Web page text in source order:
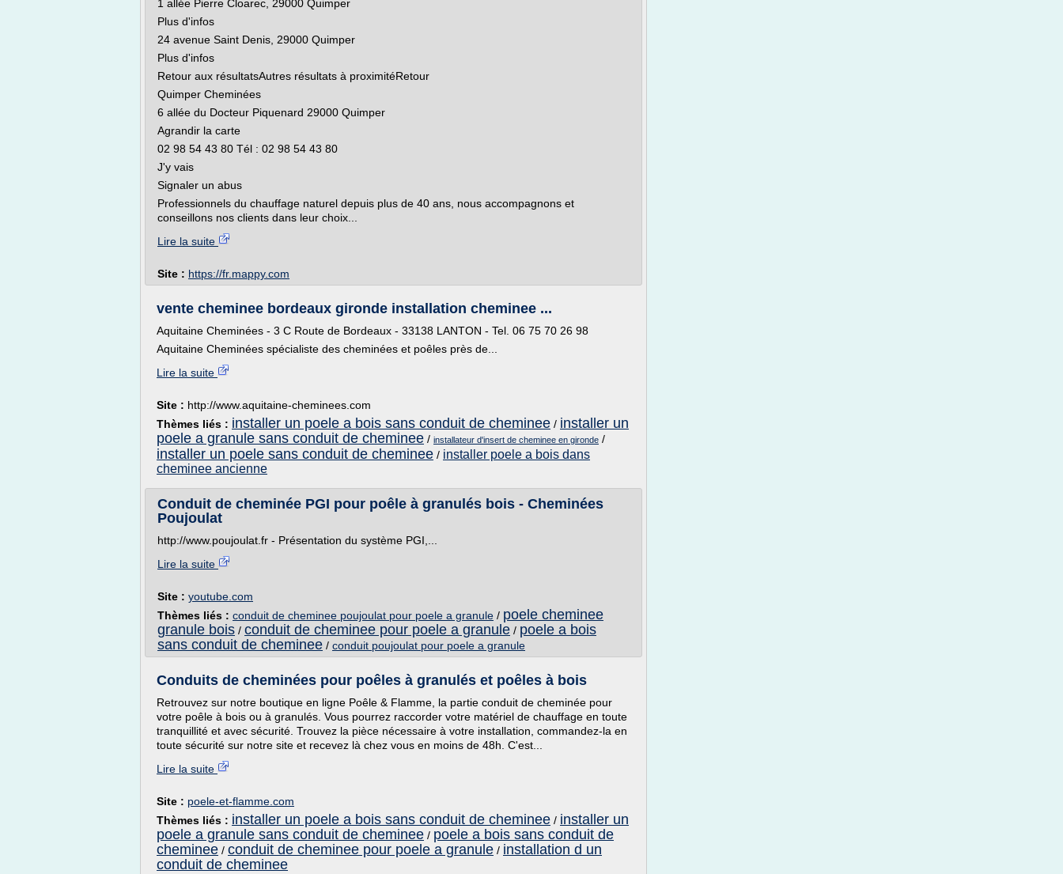
1 allée Pierre Cloarec, 29000 Quimper
Plus d'infos
24 avenue Saint Denis, 29000 Quimper
Plus d'infos
Retour aux résultatsAutres résultats à proximitéRetour
Quimper Cheminées
6 allée du Docteur Piquenard 29000 Quimper
Agrandir la carte
02 98 54 43 80 Tél : 02 98 54 43 80
J'y vais
Signaler un abus
Professionnels du chauffage naturel depuis plus de 40 ans, nous accompagnons et
conseillons nos clients dans leur choix...
Lire la suite
Site : https://fr.mappy.com
vente cheminee bordeaux gironde installation cheminee ...
Aquitaine Cheminées - 3 C Route de Bordeaux - 33138 LANTON - Tel. 06 75 70 26 98
Aquitaine Cheminées spécialiste des cheminées et poêles près de...
Lire la suite
Site : http://www.aquitaine-cheminees.com
Thèmes liés : installer un poele a bois sans conduit de cheminee / installer un
poele a granule sans conduit de cheminee / installateur d'insert de cheminee en gironde /
installer un poele sans conduit de cheminee / installer poele a bois dans
cheminee ancienne
Conduit de cheminée PGI pour poêle à granulés bois - Cheminées
Poujoulat
http://www.poujoulat.fr - Présentation du système PGI,...
Lire la suite
Site : youtube.com
Thèmes liés : conduit de cheminee poujoulat pour poele a granule / poele cheminee
granule bois / conduit de cheminee pour poele a granule / poele a bois
sans conduit de cheminee / conduit poujoulat pour poele a granule
Conduits de cheminées pour poêles à granulés et poêles à bois
Retrouvez sur notre boutique en ligne Poêle & Flamme, la partie conduit de cheminée pour
votre poêle à bois ou à granulés. Vous pourrez raccorder votre matériel de chauffage en toute
tranquillité et avec sécurité. Trouvez la pièce nécessaire à votre installation, commandez-la en
toute sécurité sur notre site et recevez là chez vous en moins de 48h. C'est...
Lire la suite
Site : poele-et-flamme.com
Thèmes liés : installer un poele a bois sans conduit de cheminee / installer un
poele a granule sans conduit de cheminee / poele a bois sans conduit de
cheminee / conduit de cheminee pour poele a granule / installation d un
conduit de cheminee